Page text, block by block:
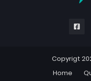
Copyrigt
Home